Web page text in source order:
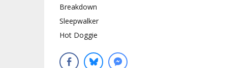
Breakdown
Sleepwalker
Hot Doggie